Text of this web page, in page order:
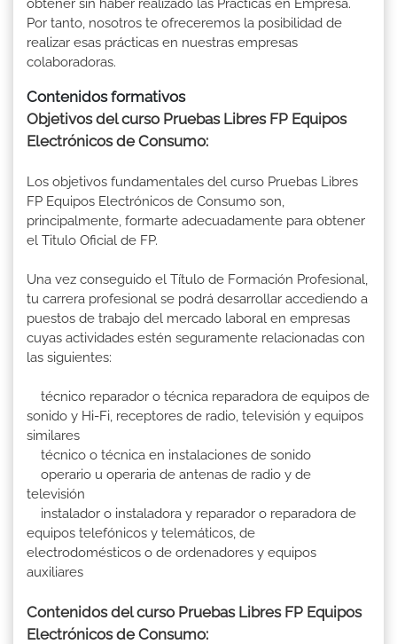
obtener sin haber realizado las Prácticas en Empresa.
Por tanto, nosotros te ofreceremos la posibilidad de
realizar esas prácticas en nuestras empresas
colaboradoras.
Contenidos formativos
Objetivos del curso Pruebas Libres FP Equipos
Electrónicos de Consumo:
Los objetivos fundamentales del curso Pruebas Libres
FP Equipos Electrónicos de Consumo son,
principalmente, formarte adecuadamente para obtener
el Titulo Oficial de FP.
Una vez conseguido el Título de Formación Profesional,
tu carrera profesional se podrá desarrollar accediendo a
puestos de trabajo del mercado laboral en empresas
cuyas actividades estén seguramente relacionadas con
las siguientes:
técnico reparador o técnica reparadora de equipos de
sonido y Hi-Fi, receptores de radio, televisión y equipos
similares
técnico o técnica en instalaciones de sonido
operario u operaria de antenas de radio y de
televisión
instalador o instaladora y reparador o reparadora de
equipos telefónicos y telemáticos, de
electrodomésticos o de ordenadores y equipos
auxiliares
Contenidos del curso Pruebas Libres FP Equipos
Electrónicos de Consumo: